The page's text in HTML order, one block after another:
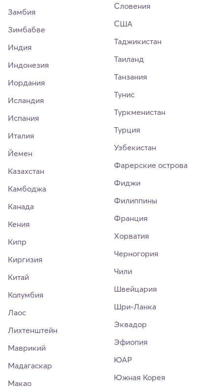
Замбия
Зимбабве
Индия
Индонезия
Иордания
Исландия
Испания
Италия
Йемен
Казахстан
Камбоджа
Канада
Кения
Кипр
Киргизия
Китай
Колумбия
Лаос
Лихтенштейн
Маврикий
Мадагаскар
Макао
Словения
США
Таджикистан
Таиланд
Танзания
Тунис
Туркменистан
Турция
Узбекистан
Фарерские острова
Фиджи
Филиппины
Франция
Хорватия
Черногория
Чили
Швейцария
Шри-Ланка
Эквадор
Эфиопия
ЮАР
Южная Корея